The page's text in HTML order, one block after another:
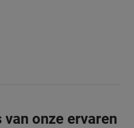
onze ervaren